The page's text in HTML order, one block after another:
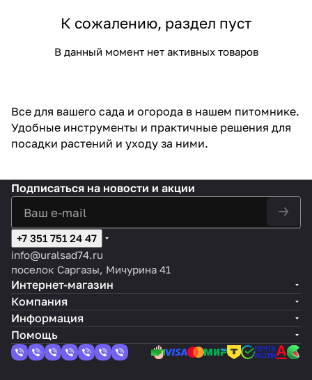
К сожалению, раздел пуст
В данный момент нет активных товаров
Все для вашего сада и огорода в нашем питомнике.
Удобные инструменты и практичные решения для
посадки растений и уходу за ними.
Подписаться на новости и акции
+7 351 751 24 47
info@uralsad74.ru
поселок Саргазы, Мичурина 41
Интернет-магазин
Компания
Информация
Помощь